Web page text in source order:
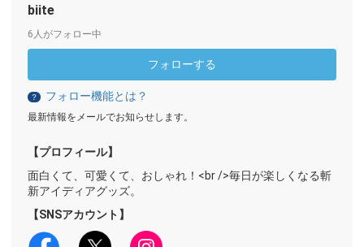
biite
6人がフォロー中
フォローする
？ フォロー機能とは？
最新情報をメールでお知らせします。
【プロフィール】
面白くて、可愛くて、おしゃれ！<br />毎日が楽しくなる斬
新アイディアグッズ。
【SNSアカウント】